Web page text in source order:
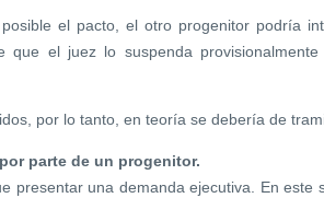
el pacto, el otro progenitor podría
el juez lo suspenda
por lo tanto, en teoría se debería de
parte de un progenitor.
presentar una demanda ejecutiva. En este